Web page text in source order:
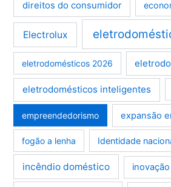
direitos do consumidor
Electrolux
eletrodomésticos 2026
eletrodomésticos inteligentes
empreendedorismo expansão
fogão a lenha Identidade
incêndio doméstico inovação